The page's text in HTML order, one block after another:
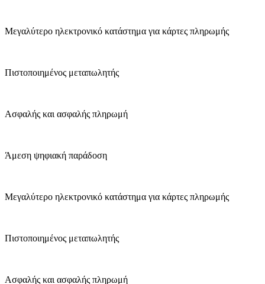
Μεγαλύτερο ηλεκτρονικό κατάστημα για κάρτες πληρωμής
Πιστοποιημένος μεταπωλητής
Ασφαλής και ασφαλής πληρωμή
Άμεση ψηφιακή παράδοση
Μεγαλύτερο ηλεκτρονικό κατάστημα για κάρτες πληρωμής
Πιστοποιημένος μεταπωλητής
Ασφαλής και ασφαλής πληρωμή